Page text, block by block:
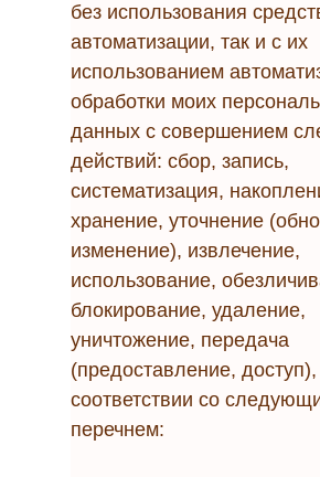
без использования
автоматизации, так и с их
использованием
обработки моих
данных с совершением
действий: сбор, запись,
систематизация,
хранение, уточнение
изменение), извлечение,
использование,
блокирование, удаление,
уничтожение, передача
(предоставление, доступ),
соответствии со
перечнем: